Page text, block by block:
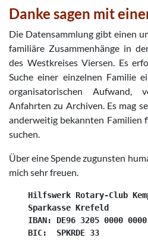
Danke sagen mit
Die Datensammlung gibt einen
familiäre Zusammenhänge in
des Westkreises Viersen. Es
Suche einer einzelnen Familie
organisatorischen
Anfahrten zu Archiven. Es mag
anderweitig bekannten Familien
suchen.
Über eine Spende zugunsten
mich sehr freuen.
Hilfswerk Rotary-Club
    Sparkasse Krefeld
IBAN: DE96 3205 0000